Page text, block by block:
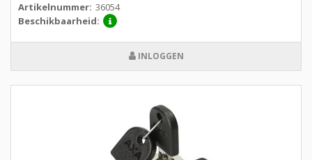
Artikelnummer: 36054
Beschikbaarheid:
INLOGGEN